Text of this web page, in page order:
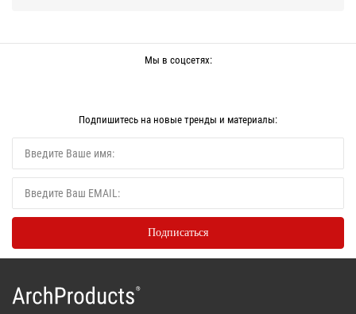
Мы в соцсетях:
Подпишитесь на новые тренды и материалы: